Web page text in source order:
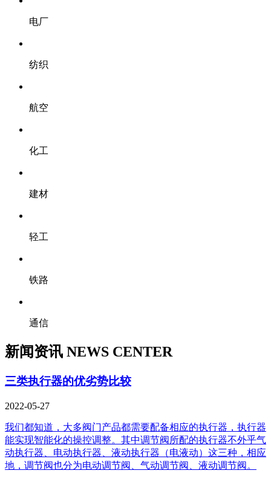
电厂
纺织
航空
化工
建材
轻工
铁路
通信
新闻资讯 NEWS CENTER
三类执行器的优劣势比较
2022-05-27
我们都知道，大多阀门产品都需要配备相应的执行器，执行器
能实现智能化的操控调整。其中调节阀所配的执行器不外乎气
动执行器、电动执行器、液动执行器（电液动）这三种，相应
地，调节阀也分为电动调节阀、气动调节阀、液动调节阀。